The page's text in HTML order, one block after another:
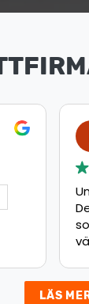
Iska
8 Juli
Underbar
Det var en
som gick
väldigt nöjd!!
LÄS